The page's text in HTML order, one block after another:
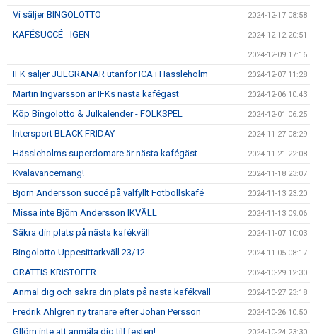
Vi säljer BINGOLOTTO 2024-12-17 08:58
KAFÉSUCCÉ - IGEN 2024-12-12 20:51
2024-12-09 17:16
IFK säljer JULGRANAR utanför ICA i Hässleholm 2024-12-07 11:28
Martin Ingvarsson är IFKs nästa kafégäst 2024-12-06 10:43
Köp Bingolotto & Julkalender - FOLKSPEL 2024-12-01 06:25
Intersport BLACK FRIDAY 2024-11-27 08:29
Hässleholms superdomare är nästa kafégäst 2024-11-21 22:08
Kvalavancemang! 2024-11-18 23:07
Björn Andersson succé på välfyllt Fotbollskafé 2024-11-13 23:20
Missa inte Björn Andersson IKVÄLL 2024-11-13 09:06
Säkra din plats på nästa kafékväll 2024-11-07 10:03
Bingolotto Uppesittarkväll 23/12 2024-11-05 08:17
GRATTIS KRISTOFER 2024-10-29 12:30
Anmäl dig och säkra din plats på nästa kafékväll 2024-10-27 23:18
Fredrik Ahlgren ny tränare efter Johan Persson 2024-10-26 10:50
Gllöm inte att anmäla dig till festen! 2024-10-24 23:30